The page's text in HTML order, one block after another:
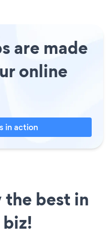
are made
online
in action
best in